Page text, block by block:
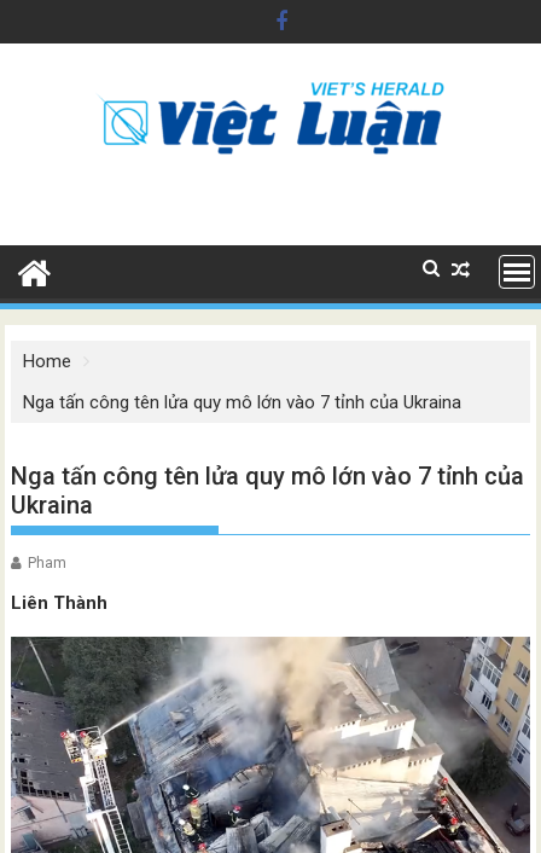
to
Home
Nga tấn công tên lửa quy mô lớn vào 7 tỉnh của Ukraina
Nga tấn công tên lửa quy mô lớn vào 7 tỉnh của
Ukraina
Pham
Liên Thành